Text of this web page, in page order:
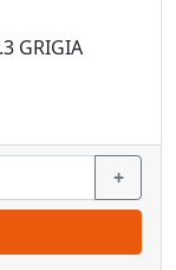
GRIGIA
+